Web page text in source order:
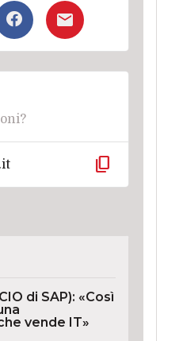
content_copy
di SAP): «Così
vende IT»